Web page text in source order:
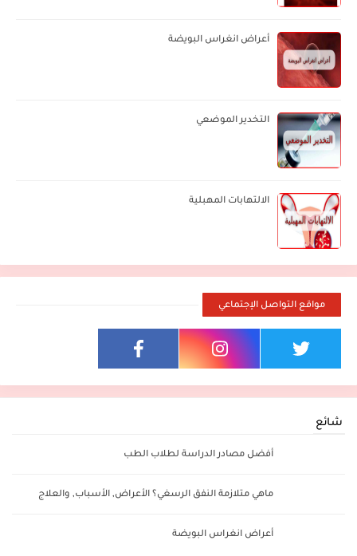
أعراض انغراس البويضة
التخدير الموضعي
الالتهابات المهبلية
مواقع التواصل الإجتماعي
شائع
أفضل مصادر الدراسة لطلاب الطب
ماهي متلازمة النفق الرسغي؟ الأعراض, الأسباب, والعلاج
أعراض انغراس البويضة